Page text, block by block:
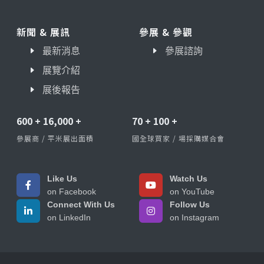
新聞 & 展訊
最新消息
展覽介紹
展後報告
參展 & 參觀
參展諮詢
600 + 16,000 +
參展商 / 平米展出面積
70 + 100 +
國全球買家 / 場採購媒合會
Like Us
on Facebook
Watch Us
on YouTube
Connect With Us
on LinkedIn
Follow Us
on Instagram